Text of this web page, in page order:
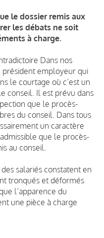
le dossier remis aux
les débats ne soit
à charge.
Dans nos
président employeur qui
le courtage où c’est un
conseil. Il est prévu dans
que le procès-
du conseil. Dans tous
un caractère
que le procès-
au conseil.
salariés constatent en
tronqués et déformés
l’apparence du
une pièce à charge